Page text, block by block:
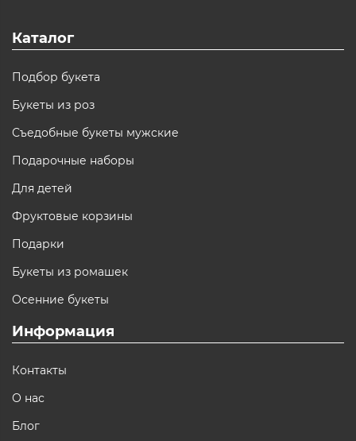
Каталог
Подбор букета
Букеты из роз
Съедобные букеты мужские
Подарочные наборы
Для детей
Фруктовые корзины
Подарки
Букеты из ромашек
Осенние букеты
Информация
Контакты
О нас
Блог